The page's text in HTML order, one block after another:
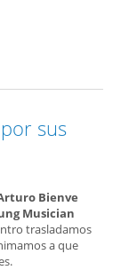
sus
Bienve
Musician
trasladamos
a que